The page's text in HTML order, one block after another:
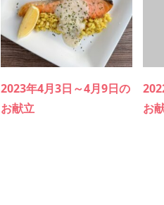
2023年4月3日～4月9日の
お献立
お